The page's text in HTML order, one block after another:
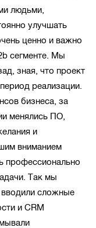
людьми,
улучшать
ценно и важно
сегменте. Мы
зная, что проект
реализации.
бизнеса, за
менялись ПО,
и
вниманием
профессионально
Так мы
вводили сложные
и СRM